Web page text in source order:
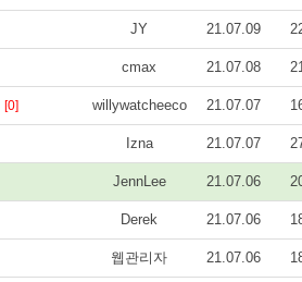
JY 21.07.09
cmax 21.07.08
[0] willywatcheeco 21.07.07
Izna 21.07.07
JennLee 21.07.06
Derek 21.07.06
웹관리자 21.07.06